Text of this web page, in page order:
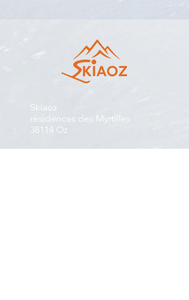
Skiaoz
résidences des Myrtilles
38114 Oz
Jacques : 0033 607 301 274